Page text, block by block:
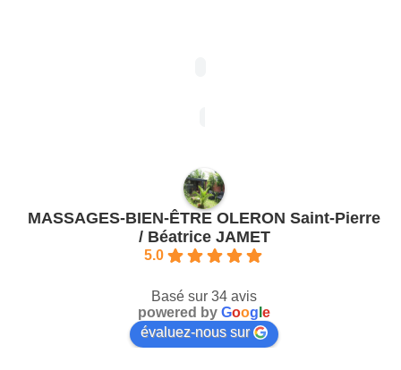
MASSAGES-BIEN-ÊTRE OLERON Saint-Pierre
/ Béatrice JAMET
5.0
Basé sur 34 avis
powered by Goog e
évaluez-nous sur